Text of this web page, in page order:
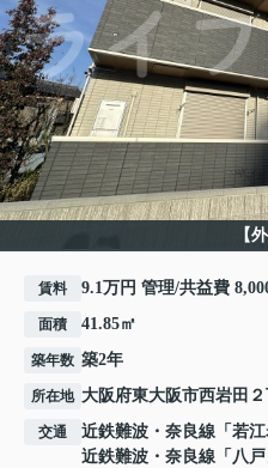
【
賃料 9.1万円 管理/共益費
面積 41.85㎡
築年数 築2年
所在地 大阪府東大阪市西岩田
交通 近鉄難波・奈良線 「 若江
近鉄難波・奈良線 「 八